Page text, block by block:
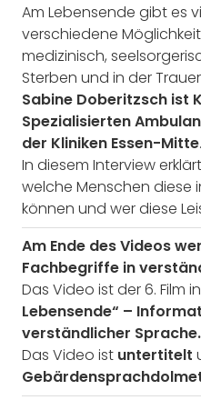
Am Lebensende gibt es
verschiedene
medizinisch,
Sterben und in der
Sabine Doberitzsch ist
Spezialisierten
der Kliniken Essen-Mitte.
In diesem Interview
welche Menschen diese
können und wer diese
Am Ende des Videos
Fachbegriffe in
Das Video ist der 6. Film
Lebensende“ –
verständlicher Sprache.
Das Video ist untertitelt